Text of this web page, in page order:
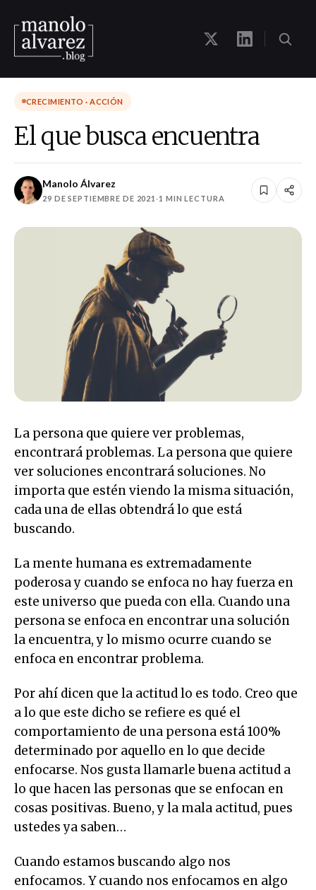
CRECIMIENTO · ACCIÓN
El que busca encuentra
Manolo Álvarez
29 DE SEPTIEMBRE DE 2021·1 MIN LECTURA
La persona que quiere ver problemas,
encontrará problemas. La persona que quiere
ver soluciones encontrará soluciones. No
importa que estén viendo la misma situación,
cada una de ellas obtendrá lo que está
buscando.
La mente humana es extremadamente
poderosa y cuando se enfoca no hay fuerza en
este universo que pueda con ella. Cuando una
persona se enfoca en encontrar una solución
la encuentra, y lo mismo ocurre cuando se
enfoca en encontrar problema.
Por ahí dicen que la actitud lo es todo. Creo que
a lo que este dicho se refiere es qué el
comportamiento de una persona está 100%
determinado por aquello en lo que decide
enfocarse. Nos gusta llamarle buena actitud a
lo que hacen las personas que se enfocan en
cosas positivas. Bueno, y la mala actitud, pues
ustedes ya saben…
Cuando estamos buscando algo nos
enfocamos. Y cuando nos enfocamos en algo